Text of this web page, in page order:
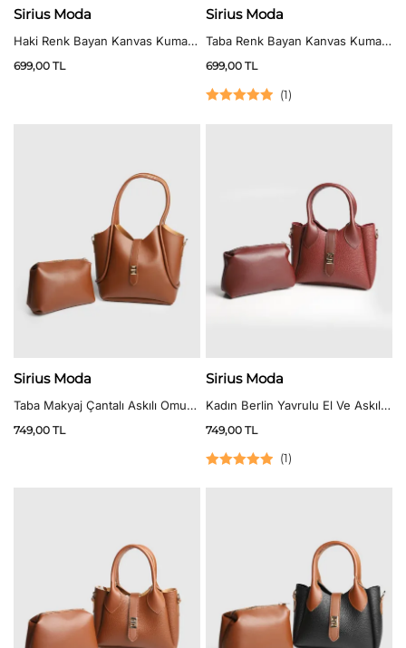
Sirius Moda
Haki Renk Bayan Kanvas Kumaş
699,00 TL
Sirius Moda
Taba Renk Bayan Kanvas Kumaş
699,00 TL
(1)
Sirius Moda
Taba Makyaj Çantalı Askılı Omuz
749,00 TL
Sirius Moda
Kadın Berlin Yavrulu El Ve Askılı
749,00 TL
(1)